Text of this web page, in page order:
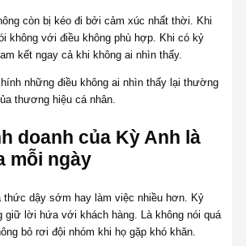
còn bị kéo đi bởi cảm xúc nhất thời. Khi
không với điều không phù hợp. Khi có kỷ
kết ngay cả khi không ai nhìn thấy.
những điều không ai nhìn thấy lại thường
thương hiệu cá nhân.
doanh của Kỳ Anh là
mỗi ngày
thức dậy sớm hay làm việc nhiều hơn. Kỷ
giữ lời hứa với khách hàng. Là không nói quá
bỏ rơi đội nhóm khi họ gặp khó khăn.